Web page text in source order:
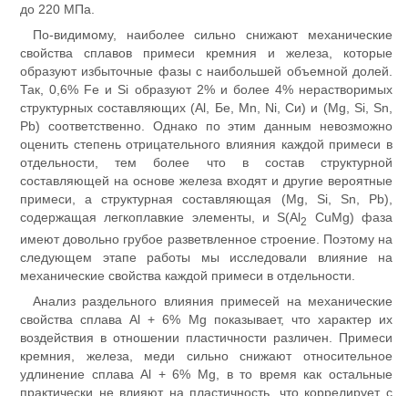
до 220 МПа.
По-видимому, наиболее сильно снижают механические
свойства сплавов примеси кремния и железа, которые
образуют избыточные фазы с наибольшей объемной долей.
Так, 0,6% Fe и Si образуют 2% и более 4% нерастворимых
структурных составляющих (Al, Бе, Mn, Ni, Си) и (Mg, Si, Sn,
Pb) соответственно. Однако по этим данным невозможно
оценить степень отрицательного влияния каждой примеси в
отдельности, тем более что в состав структурной
составляющей на основе железа входят и другие вероятные
примеси, а структурная составляющая (Mg, Si, Sn, Pb),
содержащая легкоплавкие элементы, и S(Al2
CuMg) фаза
имеют довольно грубое разветвленное строение. Поэтому на
следующем этапе работы мы исследовали влияние на
механические свойства каждой примеси в отдельности.
Анализ раздельного влияния примесей на механические
свойства сплава Al + 6% Mg показывает, что характер их
воздействия в отношении пластичности различен. Примеси
кремния, железа, меди сильно снижают относительное
удлинение сплава Al + 6% Mg, в то время как остальные
практически не влияют на пластичность, что коррелирует с